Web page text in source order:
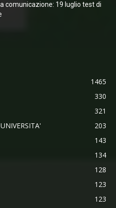
comunicazione: 19 luglio test di
1465
330
321
203
143
134
128
123
123